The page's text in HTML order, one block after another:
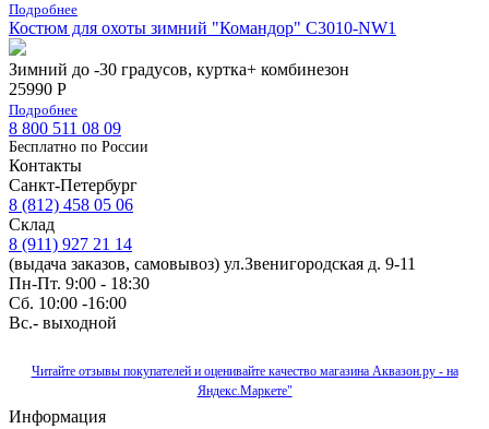
Подробнее
Костюм для охоты зимний "Командор" С3010-NW1
Зимний до -30 градусов, куртка+ комбинезон
25990 Р
Подробнее
8 800 511 08 09
Бесплатно по Роcсии
Контакты
Санкт-Петербург
8 (812) 458 05 06
Склад
8 (911) 927 21 14
(выдача заказов, самовывоз) ул.Звенигородская д. 9-11
Пн-Пт. 9:00 - 18:30
Сб. 10:00 -16:00
Вс.- выходной
Читайте отзывы покупателей и оценивайте качество магазина Аквазон.ру - на
Яндекс.Маркете"
Информация